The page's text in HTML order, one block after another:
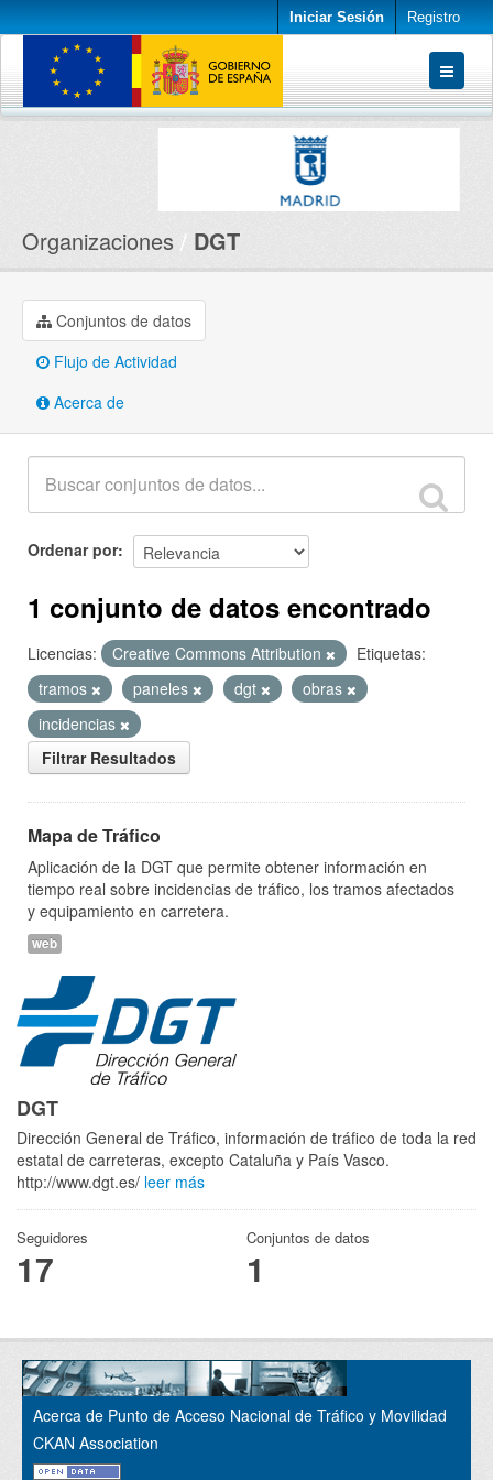
Iniciar Sesión Registro
Conjuntos de datos
Organizaciones DGT
Conjuntos de datos
Flujo de Actividad
Acerca de
Ordenar por
1 conjunto de datos encontrado
Licencias: Creative Commons Attribution
Etiquetas:
tramos
paneles dgt
obras
incidencias
Filtrar Resultados
Mapa de Tráfico
Aplicación de la DGT que permite obtener información en
tiempo real sobre incidencias de tráfico, los tramos afectados
y equipamiento en carretera.
web
DGT
Dirección General de Tráfico, información de tráfico de toda la red
estatal de carreteras, excepto Cataluña y País Vasco.
http://www.dgt.es/ leer más
Seguidores
17
Conjuntos de datos
1
Acerca de Punto de Acceso Nacional de Tráfico y Movilidad
CKAN Association